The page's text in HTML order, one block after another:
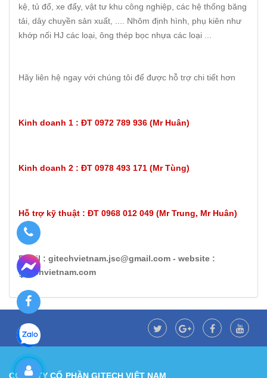
kệ, tủ đổ, xe đẩy, vật tư khu công nghiệp, các hệ thống băng
tải, dây chuyền sản xuất, .... Nhôm định hình, phụ kiên như
khớp nối HJ các loại, ông thép bọc nhựa các loại ...
Hãy liên hệ ngay với chúng tôi để được hỗ trợ chi tiết hơn
Kinh doanh 1 : ĐT 0972 789 936 (Mr Huân)
Kinh doanh 2 : ĐT 0978 493 171 (Mr Tùng)
Hỗ trợ kỹ thuật : ĐT 0968 012 049 (Mr Trung, Mr Huân)
Email : gitechvietnam.jsc@gmail.com - website :
gitechvietnam.com
CÔNG TY CỔ PHẦN GITECH VIỆT NAM